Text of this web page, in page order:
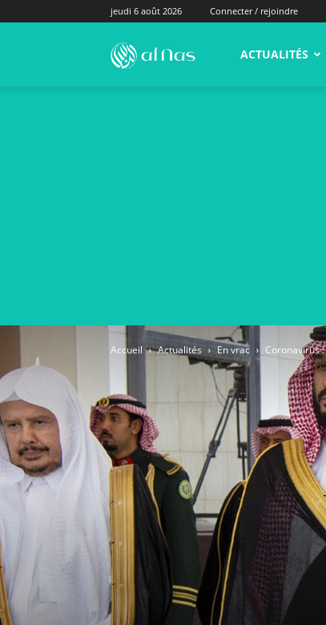
jeudi 6 août 2026 Connecter / rejoindre
alNas.fr ACTUALITÉS
Accueil Actualités En vrac Coronavirus